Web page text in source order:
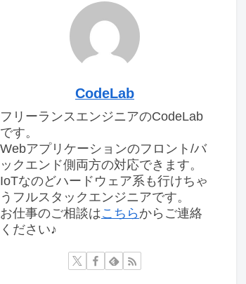
CodeLab
フリーランスエンジニアのCodeLab
です。
Webアプリケーションのフロント/バ
ックエンド側両方の対応できます。
IoTなのどハードウェア系も行けちゃ
うフルスタックエンジニアです。
お仕事のご相談はこちら からご連絡
ください♪